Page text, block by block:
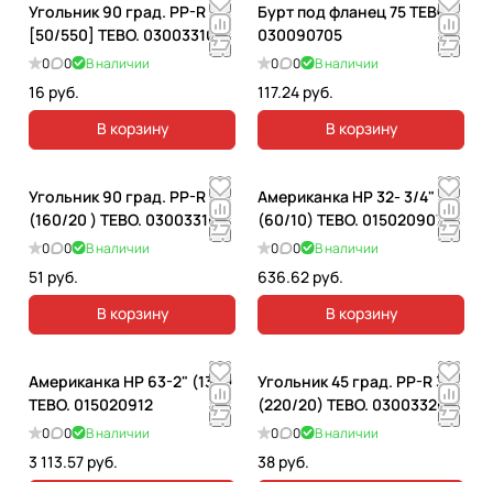
Угольник 90 град. PP-R 20
[50/550] TEBO. 030033102
0 0 В наличии
16 руб.
В корзину
Бурт под фланец 75 TEBO.
030090705
0 0 В наличии
117.24 руб.
В корзину
Угольник 90 град. PP-R 32
(160/20 ) TEBO. 030033104
0 0 В наличии
51 руб.
В корзину
Американка НР 32- 3/4"
(60/10) TEBO. 015020907
0 0 В наличии
636.62 руб.
В корзину
Американка НР 63-2" (13/1)
TEBO. 015020912
0 0 В наличии
3 113.57 руб.
Угольник 45 град. PP-R 32
(220/20) TEBO. 030033204
0 0 В наличии
38 руб.